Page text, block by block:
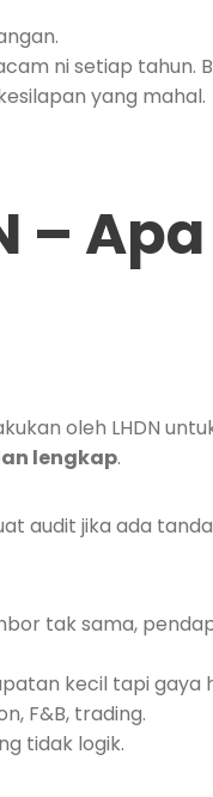
ni setiap tahun.
yang mahal.
– Apa
oleh LHDN
lengkap.
audit jika ada
tak sama,
kecil tapi gaya
F&B, trading.
tidak logik.